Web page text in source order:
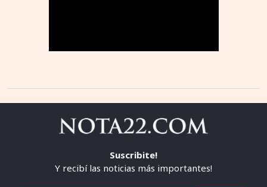
Suscribite!
Y recibí las noticias más importantes!